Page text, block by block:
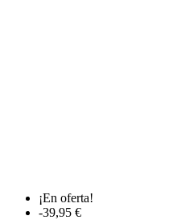
¡En oferta!
-39,95 €